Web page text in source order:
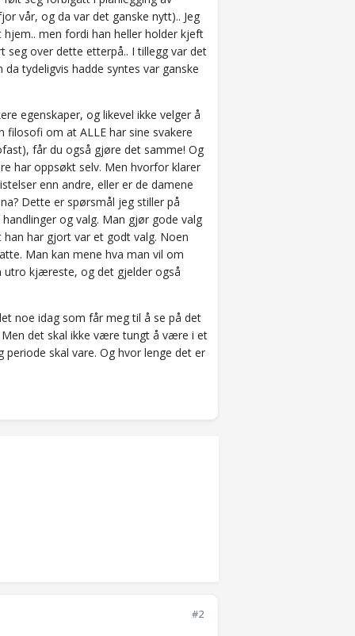
vår, og da var det ganske nytt).. Jeg
men fordi han heller holder kjeft
seg over dette etterpå.. I tillegg var det
tydeligvis hadde syntes var ganske
egenskaper, og likevel ikke velger å
filosofi om at ALLE har sine svakere
får du også gjøre det samme! Og
har oppsøkt selv. Men hvorfor klarer
enn andre, eller er de damene
Dette er spørsmål jeg stiller på
og valg. Man gjør gode valg
har gjort var et godt valg. Noen
Man kan mene hva man vil om
utro kjæreste, og det gjelder også
noe idag som får meg til å se på det
det skal ikke være tungt å være i et
skal vare. Og hvor lenge det er
#2